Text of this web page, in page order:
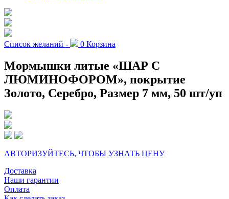
Список желаний - 0 Корзина
Мормышки литые «ШАР С
ЛЮМИНОФОРОМ», покрытие
Золото, Серебро, Размер 7 мм, 50 шт/уп
АВТОРИЗУЙТЕСЬ, ЧТОБЫ УЗНАТЬ ЦЕНУ
Доставка
Наши гарантии
Оплата